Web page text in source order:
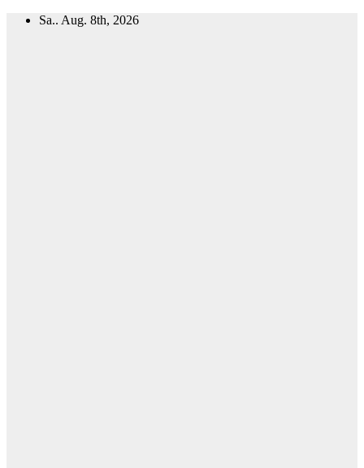
Zum
Sa.. Aug. 8th, 2026